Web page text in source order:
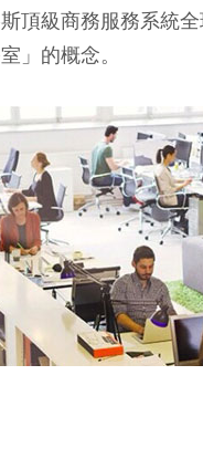
頂級商務服務系統
」的概念。